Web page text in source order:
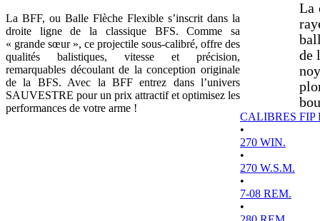
La BFF, ou Balle Flèche Flexible s’inscrit dans la
droite ligne de la classique BFS. Comme sa
« grande sœur », ce projectile sous-calibré, offre des
qualités balistiques, vitesse et précision,
remarquables découlant de la conception originale
de la BFS. Avec la BFF entrez dans l’univers
SAUVESTRE pour un prix attractif et optimisez les
performances de votre arme !
La
de
CALIBRES FIP
•
270 WIN.
•
270 W.S.M.
•
7-08 REM.
•